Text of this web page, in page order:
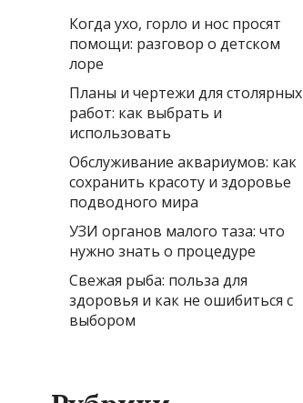
Когда ухо, горло и нос просят
помощи: разговор о детском
лоре
Планы и чертежи для столярных
работ: как выбрать и
использовать
Обслуживание аквариумов: как
сохранить красоту и здоровье
подводного мира
УЗИ органов малого таза: что
нужно знать о процедуре
Свежая рыба: польза для
здоровья и как не ошибиться с
выбором